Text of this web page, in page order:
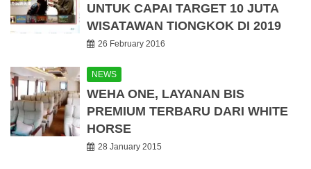
UNTUK CAPAI TARGET 10 JUTA
WISATAWAN TIONGKOK DI 2019
26 February 2016
NEWS
WEHA ONE, LAYANAN BIS
PREMIUM TERBARU DARI WHITE
HORSE
28 January 2015